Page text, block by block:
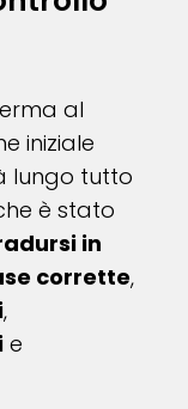
al
iniziale
lungo tutto
è stato
in
corrette,
,
e